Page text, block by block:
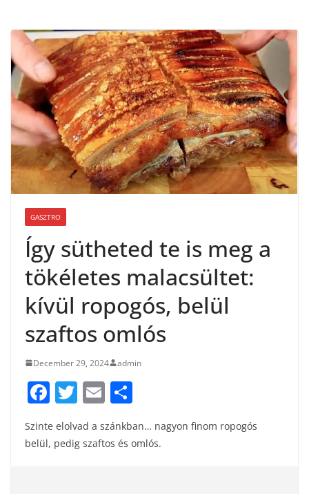
GASZTRO
Így sütheted te is meg a
tökéletes malacsültet:
kívül ropogós, belül
szaftos omlós
December 29, 2024 admin
F
c
e
T
w
itt
er
E
m
ai ar
Szinte elolvad a szánkban… nagyon finom ropogós
belül, pedig szaftos és omlós.